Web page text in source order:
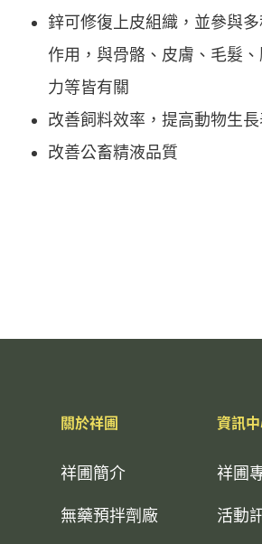
鋅可修復上皮組織，並參與
作用，與骨骼、皮膚、毛髮
力等皆有關
改善飼料效率，提高動物生
改善公畜精液品質
關於祥圃
祥圃簡介
無藥預拌劑廠
資訊
祥圃
活動